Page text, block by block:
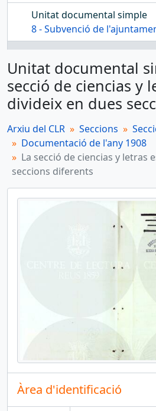
Unitat documental simple
8 - Subvenció de
Unitat documental simple
9 - La secció de ciencias y letras es
Unitat documental
secció de ciencias y
divideix en dues
Arxiu del CLR Seccions
Documentació de l'any 1908
La secció de ciencias y letras
seccions diferents
Àrea d'identificació